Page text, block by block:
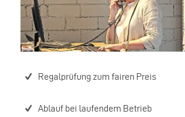
Regalprüfung zum fairen Preis
Ablauf bei laufendem Betrieb